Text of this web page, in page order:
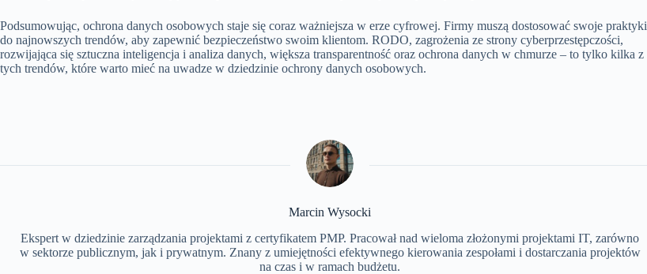
Podsumowując, ochrona danych osobowych staje się coraz ważniejsza w erze cyfrowej. Firmy muszą dostosować swoje praktyki
do najnowszych trendów, aby zapewnić bezpieczeństwo swoim klientom. RODO, zagrożenia ze strony cyberprzestępczości,
rozwijająca się sztuczna inteligencja i analiza danych, większa transparentność oraz ochrona danych w chmurze – to tylko kilka z
tych trendów, które warto mieć na uwadze w dziedzinie ochrony danych osobowych.
Marcin Wysocki
Ekspert w dziedzinie zarządzania projektami z certyfikatem PMP. Pracował nad wieloma złożonymi projektami IT, zarówno
w sektorze publicznym, jak i prywatnym. Znany z umiejętności efektywnego kierowania zespołami i dostarczania projektów
na czas i w ramach budżetu.